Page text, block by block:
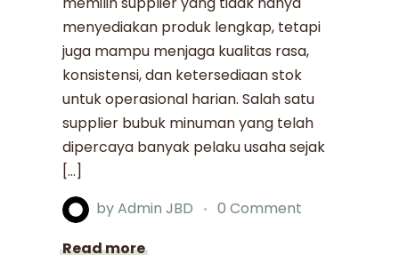
menyediakan produk lengkap, tetapi
juga mampu menjaga kualitas rasa,
konsistensi, dan ketersediaan stok
untuk operasional harian. Salah satu
supplier bubuk minuman yang telah
dipercaya banyak pelaku usaha sejak
[…]
byAdmin JBD
0 Comment
Read more